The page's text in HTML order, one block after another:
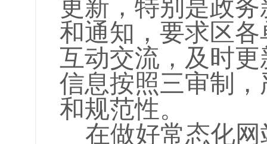
更新，特别是政
和通知，要求区
互动交流，及时
信息按照三审制
和规范性。
在做好常态化